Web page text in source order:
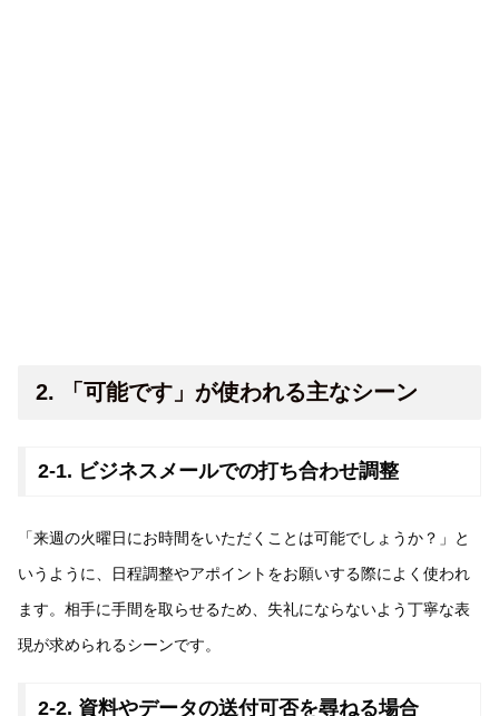
2. 「可能です」が使われる主なシーン
2-1. ビジネスメールでの打ち合わせ調整
「来週の火曜日にお時間をいただくことは可能でしょうか？」と
いうように、日程調整やアポイントをお願いする際によく使われ
ます。相手に手間を取らせるため、失礼にならないよう丁寧な表
現が求められるシーンです。
2-2. 資料やデータの送付可否を尋ねる場合